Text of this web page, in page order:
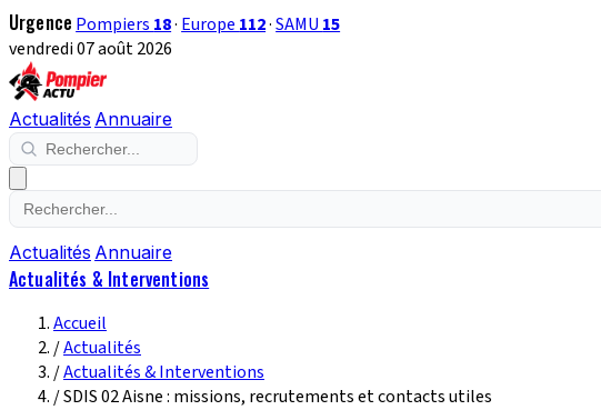
Urgence Pompiers 18· Europe 112·SAMU 15
vendredi 07 août 2026
Actualités Annuaire
Actualités Annuaire
Actualités & Interventions
Accueil
/Actualités
/Actualités & Interventions
/SDIS 02 Aisne : missions, recrutements et contacts utiles